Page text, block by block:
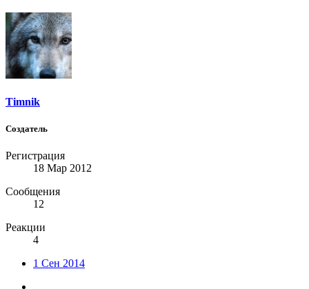
Timnik
Создатель
Регистрация
18 Мар 2012
Сообщения
12
Реакции
4
1 Сен 2014